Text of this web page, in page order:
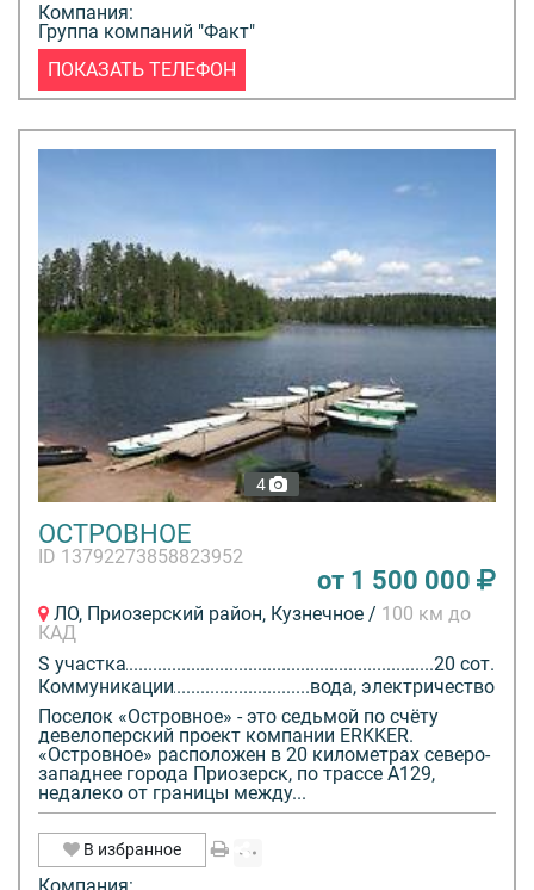
Компания:
Группа компаний "Факт"
ПОКАЗАТЬ ТЕЛЕФОН
4
ОСТРОВНОЕ
ID 13792273858823952
от 1 500 000
ЛО, Приозерский район, Кузнечное / 100 км до
КАД
S участка
20 сот.
Коммуникации
вода, электричество
Поселок «Островное» - это седьмой по счёту
девелоперский проект компании ERKKER.
«Островное» расположен в 20 километрах северо-
западнее города Приозерск, по трассе А129,
недалеко от границы между...
В избранное